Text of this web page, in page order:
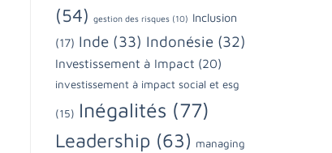
(54) gestion des risques (10) Inclusion
(17) Inde (33) Indonésie (32)
Investissement à Impact (20)
investissement à impact social et esg
(15) Inégalités (77)
Leadership (63) managing